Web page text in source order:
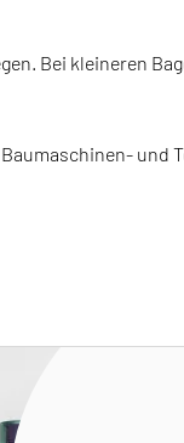
Bei kleineren
und